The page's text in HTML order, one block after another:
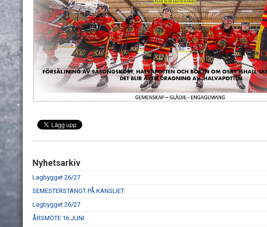
Nyhetsarkiv
Lagbygget 26/27
SEMESTERSTÄNGT PÅ KANSLIET
Lagbygget 26/27
ÅRSMÖTE 16 JUNI